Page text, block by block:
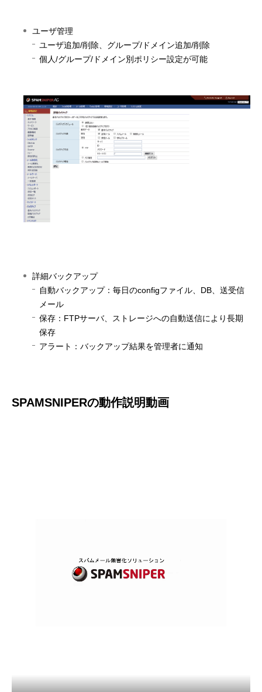
ユーザ管理
ユーザ追加/削除、グループ/ドメイン追加/削除
個人/グループ/ドメイン別ポリシー設定が可能
詳細バックアップ
自動バックアップ：毎日のconfigファイル、DB、送受信
メール
保存：FTPサーバ、ストレージへの自動送信により長期
保存
アラート：バックアップ結果を管理者に通知
SPAMSNIPERの動作説明動画